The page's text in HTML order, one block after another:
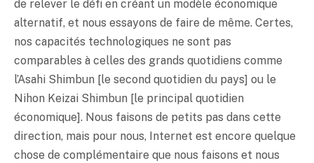
de relever le défi en créant un modèle économique
alternatif, et nous essayons de faire de même. Certes,
nos capacités technologiques ne sont pas
comparables à celles des grands quotidiens comme
l’Asahi Shimbun [le second quotidien du pays] ou le
Nihon Keizai Shimbun [le principal quotidien
économique]. Nous faisons de petits pas dans cette
direction, mais pour nous, Internet est encore quelque
chose de complémentaire que nous faisons et nous